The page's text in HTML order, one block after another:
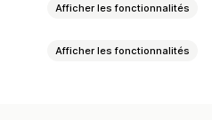
Afficher les fonctionnalités
Afficher les fonctionnalités